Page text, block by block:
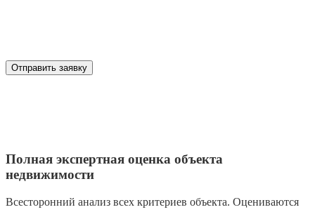
Полная экспертная оценка объекта
недвижимости
Всесторонний анализ всех критериев объекта. Оцениваются